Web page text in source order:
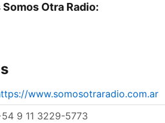
Otra Radio:
www.somosotraradio.com.ar
9 11 3229-5773